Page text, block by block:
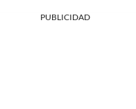
PUBLICIDAD